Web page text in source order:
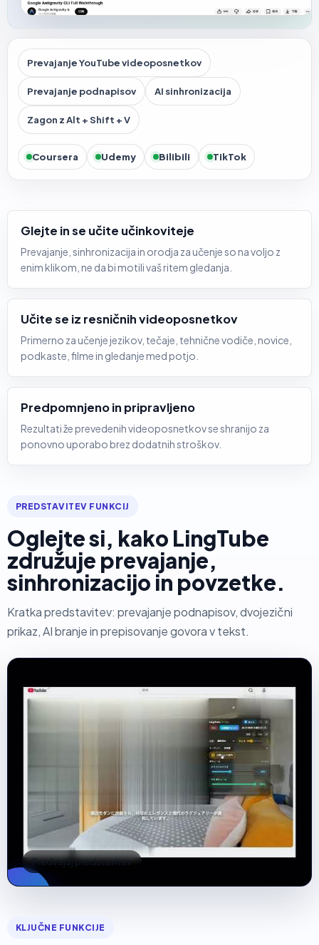
Prevajanje YouTube videoposnetkov
Prevajanje podnapisov AI sinhronizacija
Zagon z Alt + Shift + V
Coursera Udemy Bilibili TikTok
Glejte in se učite učinkoviteje
Prevajanje, sinhronizacija in orodja za učenje so na voljo z
enim klikom, ne da bi motili vaš ritem gledanja.
Učite se iz resničnih videoposnetkov
Primerno za učenje jezikov, tečaje, tehnične vodiče, novice,
podkaste, filme in gledanje med potjo.
Predpomnjeno in pripravljeno
Rezultati že prevedenih videoposnetkov se shranijo za
ponovno uporabo brez dodatnih stroškov.
PREDSTAVITEV FUNKCIJ
Oglejte si, kako LingTube
združuje prevajanje,
sinhronizacijo in povzetke.
Kratka predstavitev: prevajanje podnapisov, dvojezični
prikaz, AI branje in prepisovanje govora v tekst.
Predvajaj predstavitev
KLJUČNE FUNKCIJE